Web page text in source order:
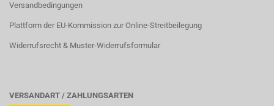
Versandbedingungen
Plattform der EU-Kommission zur Online-Streitbeilegung
Widerrufsrecht & Muster-Widerrufsformular
VERSANDART / ZAHLUNGSARTEN